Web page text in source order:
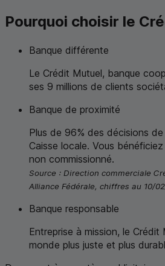
Pourquoi choisir le
Banque différente
Le Crédit Mutuel, banque
ses 9 millions de clients
Banque de proximité
Plus de 96% des décisions
Caisse locale. Vous
non commissionné.
Source : Direction commerciale
Alliance Fédérale, chiffres au 10/
Banque responsable
Entreprise à mission, le Crédit
monde plus juste et plus